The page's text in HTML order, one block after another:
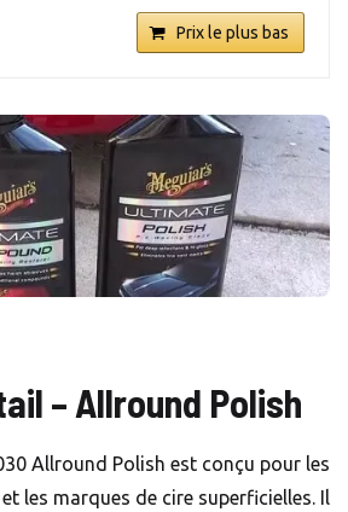
Prix le plus bas
– Allround Polish
Allround Polish est conçu pour les
les marques de cire superficielles. Il